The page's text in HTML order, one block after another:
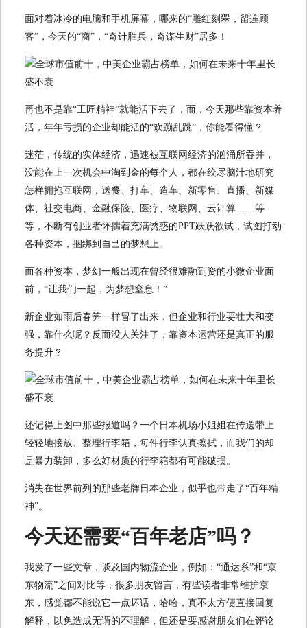
面对着冰冷的电脑和手机屏幕，哪来的“雕红刻翠，留连顾
客”，今天的“商”，“奇计胜兵，奇谋生财”居多！
再也不是靠“工匠精神”就能活下去了，而，今天那些靠资本养
活，年年亏损的企业却能活的“欢蹦乱跳”，你能看得懂？
迷茫，传统的实体经济，迅速被互联网经济的汹涌所吞并，
没能在上一次机会中淘到金的每个人，都在绞尽脑汁地研究
怎样拥抱互联网，送餐、打车、造车、新零售、直播、新媒
体、社交电商、金融保险、医疗、物联网、云计算……等
等，不断有创业者怀揣着充满诱惑的PPT跃跃欲试，试图打动
各种资本，捆绑到自己的梦想上。
而各种资本，梦幻一般出现在曾经很难融到资的小微企业面
前，“让我们一起，为梦想窒息！”
新企业如雨后春笋一样冒了出来，但企业和行业要壮大和变
强，靠什么呢？反而没人关注了，靠资本运营还是真正的服
务提升？
还记得上图中那些报道吗？一个日本机场小姐姐在传送带上
轻轻地接放、整理行李箱，每件行李认真擦拭，而我们的却
是暴力装卸，多么好材质的行李箱都有可能破损。
消失在世界前列的那些老牌日本企业，似乎也带走了“百年精
神”。
今天还需要“百年老店”吗？
我发了一些文章，谈及国内物流企业，例如：“通达系”和“京
东物流”之间对比等，很多朋友留言，有些读者非常维护京
东，感觉都不能说它一点坏话，哈哈，真不太方便直接回复
解释，以免造成无谓的不理解，但还是要感谢朋友们在评论